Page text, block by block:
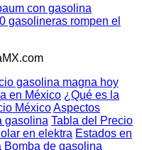
con gasolina
gasolineras rompen el
gasolina magna hoy
en México ¿Qué es la
MéxicoAspectos
gasolina Tabla del Precio
en elektra Estados en
Bomba de gasolina